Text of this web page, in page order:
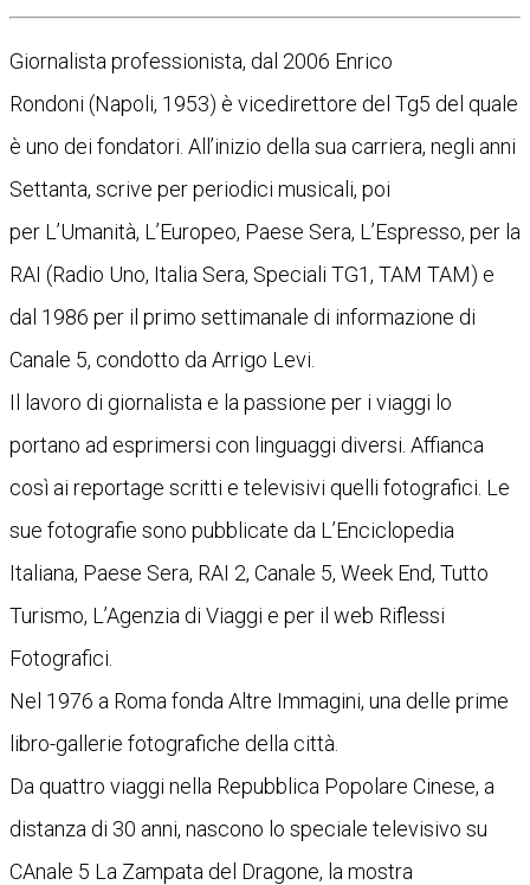
Giornalista professionista, dal 2006 Enrico
Rondoni (Napoli, 1953) è vicedirettore del Tg5 del quale
è uno dei fondatori. All’inizio della sua carriera, negli anni
Settanta, scrive per periodici musicali, poi
per L’Umanità, L’Europeo, Paese Sera, L’Espresso, per la
RAI (Radio Uno, Italia Sera, Speciali TG1, TAM TAM) e
dal 1986 per il primo settimanale di informazione di
Canale 5, condotto da Arrigo Levi.
Il lavoro di giornalista e la passione per i viaggi lo
portano ad esprimersi con linguaggi diversi. Affianca
così ai reportage scritti e televisivi quelli fotografici. Le
sue fotografie sono pubblicate da L’Enciclopedia
Italiana, Paese Sera, RAI 2, Canale 5, Week End, Tutto
Turismo, L’Agenzia di Viaggi e per il web Riflessi
Fotografici.
Nel 1976 a Roma fonda Altre Immagini, una delle prime
libro-gallerie fotografiche della città.
Da quattro viaggi nella Repubblica Popolare Cinese, a
distanza di 30 anni, nascono lo speciale televisivo su
CAnale 5 La Zampata del Dragone, la mostra